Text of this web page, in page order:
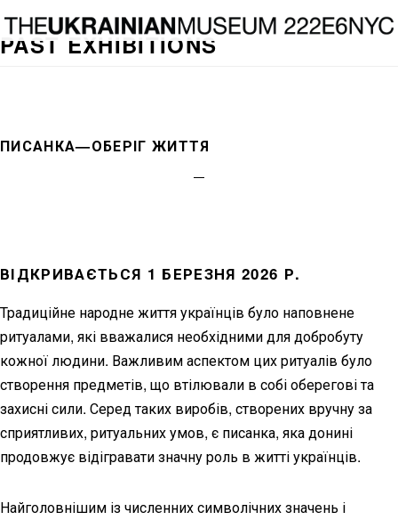
Skip
to
main
Skip
to
footer
PAST EXHIBITIONS
ПИСАНКА—ОБЕРІГ ЖИТТЯ
ВІДКРИВАЄТЬСЯ 1 БЕРЕЗНЯ 2026 Р.
Традиційне народне життя українців було наповнене
ритуалами, які вважалися необхідними для добробуту
кожної людини. Важливим аспектом цих ритуалів було
створення предметів, що втілювали в собі оберегові та
захисні сили. Серед таких виробів, створених вручну за
сприятливих, ритуальних умов, є писанка, яка донині
продовжує відігравати значну роль в житті українців.
Найголовнішим із численних символічних значень і